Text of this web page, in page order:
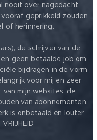
nooit over nagedacht
geprikkeld zouden
of herinnering.
de schrijver van de
geen betaalde job om
bijdragen in de vorm
voor mij en zeer
mijn websites, de
van abonnementen,
is onbetaald en louter
❤️